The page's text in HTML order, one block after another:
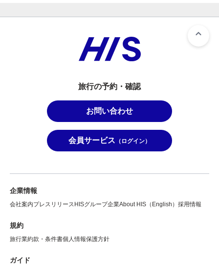
旅行の予約・確認
お問い合わせ
会員サービス （ログイン）
企業情報
会社案内プレスリリース HISグループ企業About HIS（English） 採用情報
規約
旅行業約款・条件書個人情報保護方針
ガイド